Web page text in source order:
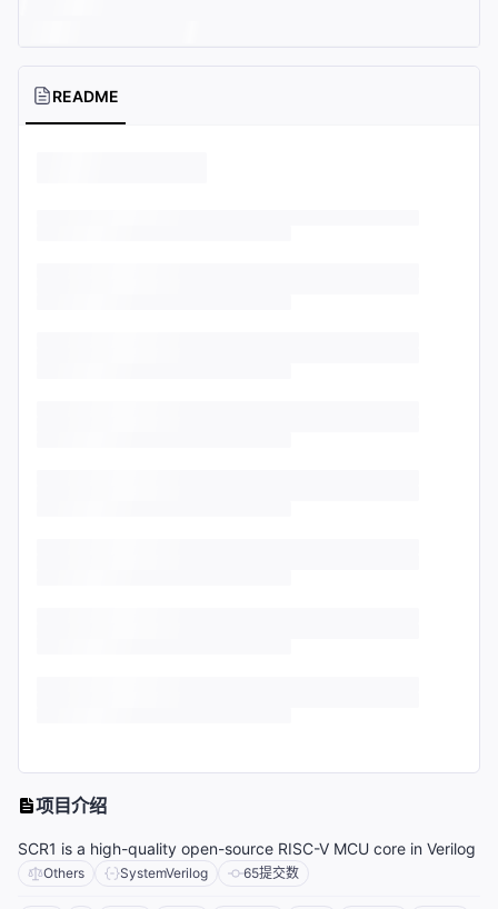
README
项目介绍
SCR1 is a high-quality open-source RISC-V MCU core in Verilog
Others SystemVerilog 65提交数